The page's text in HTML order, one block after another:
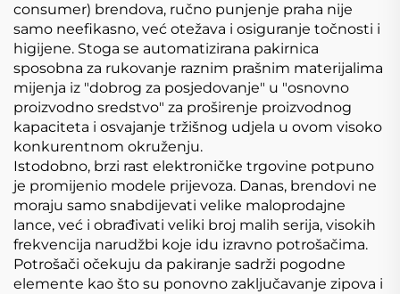
consumer) brendova, ručno punjenje praha nije
samo neefikasno, već otežava i osiguranje točnosti i
higijene. Stoga se automatizirana pakirnica
sposobna za rukovanje raznim prašnim materijalima
mijenja iz "dobrog za posjedovanje" u "osnovno
proizvodno sredstvo" za proširenje proizvodnog
kapaciteta i osvajanje tržišnog udjela u ovom visoko
konkurentnom okruženju.
Istodobno, brzi rast elektroničke trgovine potpuno
je promijenio modele prijevoza. Danas, brendovi ne
moraju samo snabdijevati velike maloprodajne
lance, već i obrađivati veliki broj malih serija, visokih
frekvencija narudžbi koje idu izravno potrošačima.
Potrošači očekuju da pakiranje sadrži pogodne
elemente kao što su ponovno zaključavanje zipova i